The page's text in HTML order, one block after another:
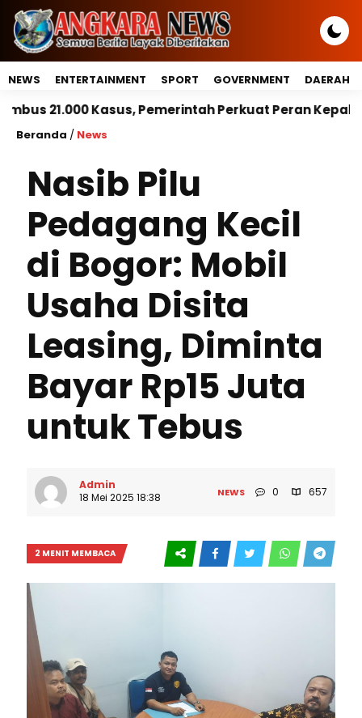
NEWS ENTERTAINMENT SPORT GOVERNMENT DAERAH
Pemerintah Perkuat Peran Kepala Daerah
Beranda / News
Nasib Pilu
Pedagang Kecil
di Bogor: Mobil
Usaha Disita
Leasing, Diminta
Bayar Rp15 Juta
untuk Tebus
Admin
18 Mei 2025 18:38
NEWS 0 657
2 MENIT MEMBACA